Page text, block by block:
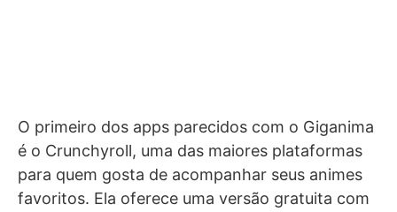
O primeiro dos apps parecidos com o Giganima
é o Crunchyroll, uma das maiores plataformas
para quem gosta de acompanhar seus animes
favoritos. Ela oferece uma versão gratuita com